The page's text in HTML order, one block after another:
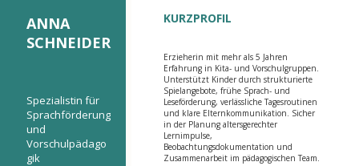
ANNA
SCHNEIDER
Spezialistin für
Sprachförderung
und
Vorschulpädago
gik
KURZPROFIL
Erzieherin mit mehr als 5 Jahren
Erfahrung in Kita- und Vorschulgruppen.
Unterstützt Kinder durch strukturierte
Spielangebote, frühe Sprach- und
Leseförderung, verlässliche Tagesroutinen
und klare Elternkommunikation. Sicher
in der Planung altersgerechter
Lernimpulse,
Beobachtungsdokumentation und
Zusammenarbeit im pädagogischen Team.